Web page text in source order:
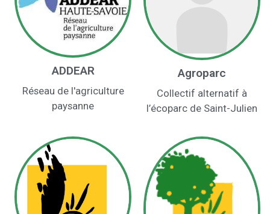
ADDEAR
Réseau de l'agriculture
paysanne
Agroparc
Collectif alternatif à
l’écoparc de Saint-Julien